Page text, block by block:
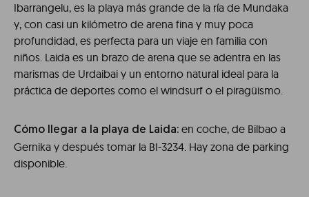
Ibarrangelu, es la playa más grande de la ría de Mundaka
y, con casi un kilómetro de arena fina y muy poca
profundidad, es perfecta para un viaje en familia con
niños. Laida es un brazo de arena que se adentra en las
marismas de Urdaibai y un entorno natural ideal para la
práctica de deportes como el windsurf o el piragüismo.
Cómo llegar a la playa de Laida: en coche, de Bilbao a
Gernika y después tomar la BI-3234. Hay zona de parking
disponible.